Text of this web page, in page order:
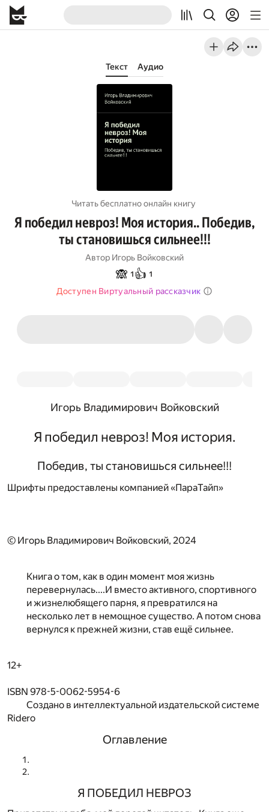
Текст Аудио
Читать бесплатно онлайн книгу
Я победил невроз! Моя история.. Победив,
ты становишься сильнее!!!
Автор Игорь Войковский
🙈 1 👍 1
Доступен Виртуальный рассказчик
Игорь Владимирович Войковский
Я победил невроз! Моя история.
Победив, ты становишься сильнее!!!
Шрифты предоставлены компанией «ПараТайп»
© Игорь Владимирович Войковский, 2024
Книга о том, как в один момент моя жизнь
перевернулась....И вместо активного, спортивного
и жизнелюбящего парня, я превратился на
несколько лет в немощное существо. А потом снова
вернулся к прежней жизни, став ещё сильнее.
12+
ISBN 978-5-0062-5954-6
Создано в интеллектуальной издательской системе
Ridero
Оглавление
Я ПОБЕДИЛ НЕВРОЗ